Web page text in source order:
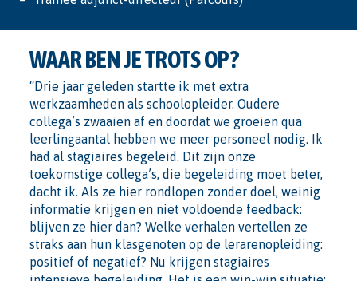
WAAR BEN JE TROTS OP?
“Drie jaar geleden startte ik met extra
werkzaamheden als schoolopleider. Oudere
collega’s zwaaien af en doordat we groeien qua
leerlingaantal hebben we meer personeel nodig. Ik
had al stagiaires begeleid. Dit zijn onze
toekomstige collega’s, die begeleiding moet beter,
dacht ik. Als ze hier rondlopen zonder doel, weinig
informatie krijgen en niet voldoende feedback:
blijven ze hier dan? Welke verhalen vertellen ze
straks aan hun klasgenoten op de lerarenopleiding:
positief of negatief? Nu krijgen stagiaires